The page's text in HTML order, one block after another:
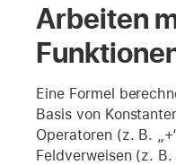
Arbeiten
Eine Formel
Basis von
Operatoren (z. B.
Feldverweisen (z.